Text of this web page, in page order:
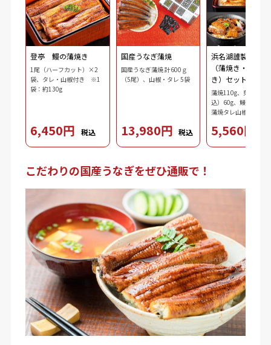
登亭 鰻の蒲焼き
1尾（ハーフカット）×2
袋、タレ・山椒付き ※1
袋：約130g
6,450円 税込
国産うなぎ蒲焼
国産うなぎ蒲焼 計600ｇ
（5尾）、山椒・タレ 5袋
13,980円 税込
浜名湖謹製 鰻三
（蒲焼き・刻み
き）セット
蒲焼110g、刻み鰻（
込）60g、鰻肝蒲焼
蒲焼タレ山椒（タレ
3.7g、ダシ10ml、わ
5,560円
こだわりの国産うなぎをぜひ通販で！